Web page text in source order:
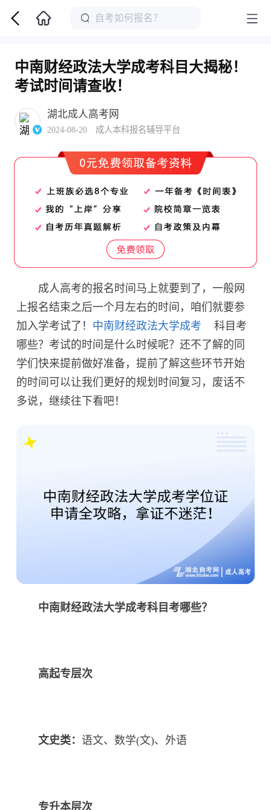
中南财经政法大学成考科目大揭秘！
考试时间请查收！
湖北成人高考网
2024-08-20 成人本科报名辅导平台
成人高考的报名时间马上就要到了，一般网
上报名结束之后一个月左右的时间，咱们就要参
加入学考试了！ 中南财经政法大学成考
科目考
哪些？考试的时间是什么时候呢？还不了解的同
学们快来提前做好准备，提前了解这些环节开始
的时间可以让我们更好的规划时间复习，废话不
多说，继续往下看吧！
中南财经政法大学成考科目考哪些？
高起专层次
文史类：语文、数学(文)、外语
专升本层次